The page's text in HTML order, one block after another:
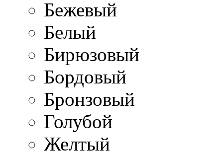
Бежевый
Белый
Бирюзовый
Бордовый
Бронзовый
Голубой
Желтый